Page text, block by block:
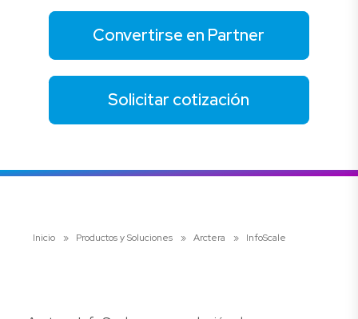
Convertirse en Partner
Solicitar cotización
Inicio » Productos y Soluciones » Arctera » InfoScale